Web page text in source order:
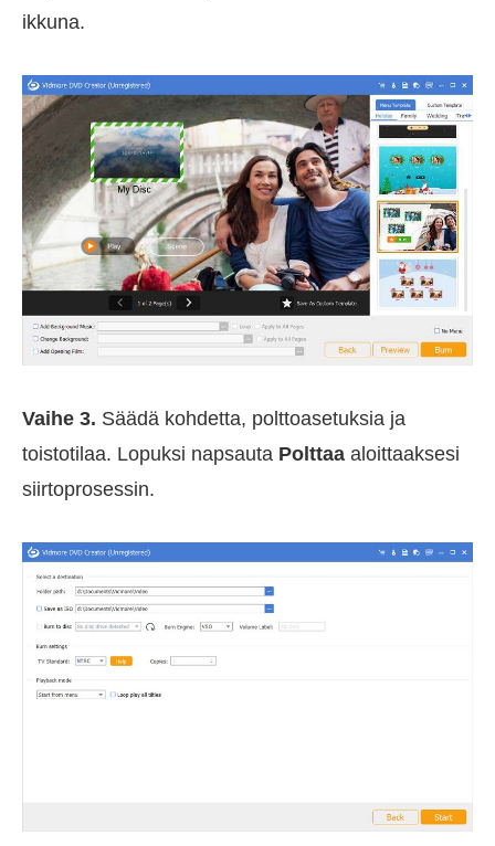
ikkuna.
Vaihe 3. Säädä kohdetta, polttoasetuksia ja
toistotilaa. Lopuksi napsauta Polttaa aloittaaksesi
siirtoprosessin.